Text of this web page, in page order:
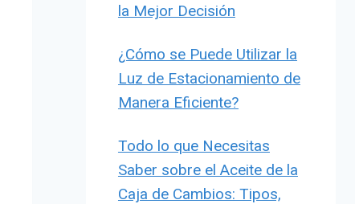
la Mejor Decisión
¿Cómo se Puede Utilizar la
Luz de Estacionamiento de
Manera Eficiente?
Todo lo que Necesitas
Saber sobre el Aceite de la
Caja de Cambios: Tipos,